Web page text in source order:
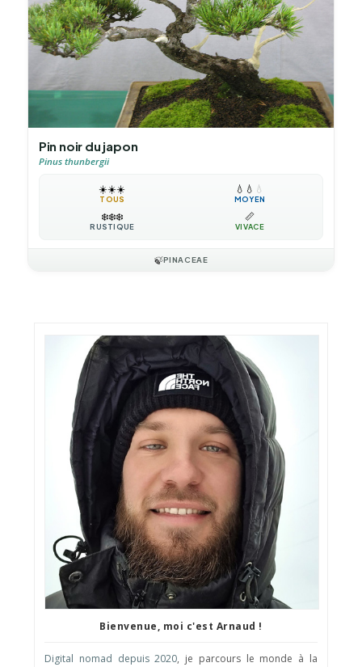
Pin noir du japon
Pinus thunbergii
☀️☀️☀️
TOUS
💧 💧 💧
MOYEN
❄️❄️❄️
RUSTIQUE
📏
VIVACE
🍃PINACEAE
Bienvenue, moi c'est Arnaud !
Digital nomad depuis 2020, je parcours le monde à la